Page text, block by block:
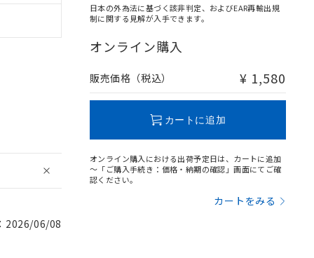
2026/06/08
日本の外為法に基づく該非判定、およびEAR再輸出規
制に関する見解が入手できます。
オンライン購入
販売価格（税込） ¥ 1,580
カートに追加
オンライン購入における出荷予定日は、カートに追加
～「ご購入手続き：価格・納期の確認」画面にてご確
認ください。
カートをみる